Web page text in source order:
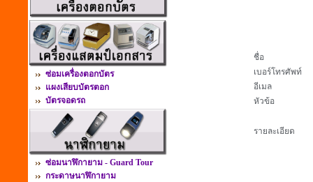
ซ่อมเครื่องตอกบัตร
แผงเสียบบัตรตอก
บัตรจอดรถ
ซ่อมนาฬิกายาม - Guard Tour
กระดาษนาฬิกายาม
ชื่อ
เบอร์โทรศัพท์
อีเมล
หัวข้อ
รายละเอียด